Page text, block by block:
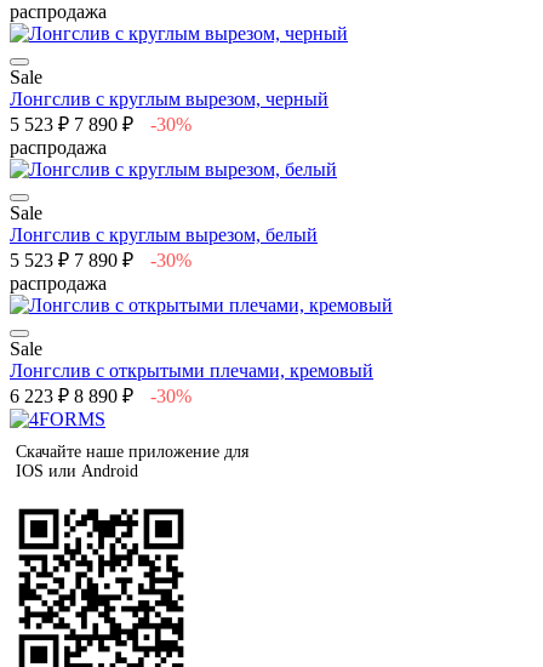
распродажа
Sale
Лонгслив с круглым вырезом, черный
5 523 ₽ 7 890 ₽
-30%
распродажа
Sale
Лонгслив с круглым вырезом, белый
5 523 ₽ 7 890 ₽
-30%
распродажа
Sale
Лонгслив с открытыми плечами, кремовый
6 223 ₽ 8 890 ₽ -30%
Скачайте наше приложение для
IOS или Android